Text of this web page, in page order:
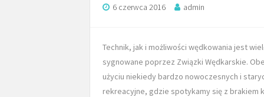
6 czerwca 2016 admin
Technik, jak i możliwości wędkowania jest
sygnowane poprzez Związki Wędkarskie.
użyciu niekiedy bardzo nowoczesnych i
rekreacyjne, gdzie spotykamy się z brakiem